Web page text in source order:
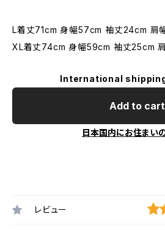
L着丈71cm 身幅57cm 袖丈24cm 肩
XL着丈74cm 身幅59cm 袖丈25cm
International
Add to cart
日本国内にお住まい
レビュー